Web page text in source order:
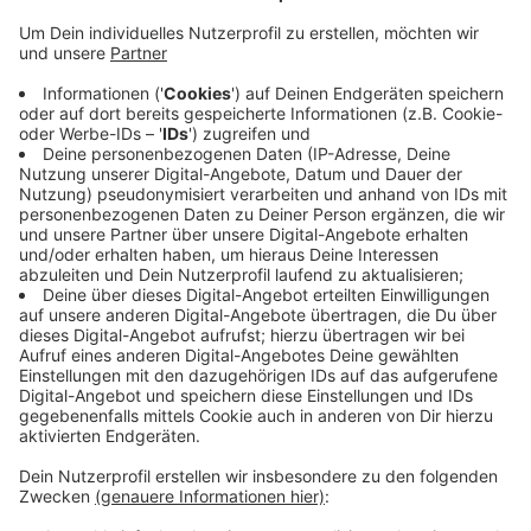
Anzeige
Unter den Junioren sind sie Vize-Europameister in der
Gesamtwertung - hinter Italien. Marco Hetfeld
sicherte sich gleich mehrere Goldmedaillen, unter
anderem in der gemischten Staffel und beim 100
Meter Retten mit Flossen. Andrea Eling belegte bei
den Disziplinen unter freiem Himmel zweimal den
dritten und einmal den zweiten Platz. Bei den
Wettkämpfen müssen die Rettungsschwimmer unter
anderem bestimmte Rettungssituationen simulieren.
Anzeige